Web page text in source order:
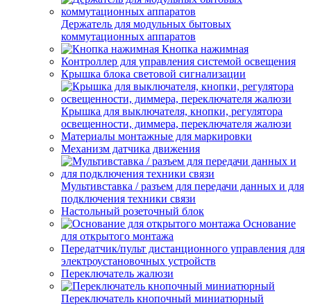
Держатель для модульных бытовых
коммутационных аппаратов
Кнопка нажимная
Контроллер для управления системой освещения
Крышка блока световой сигнализации
Крышка для выключателя, кнопки, регулятора
освещенности, диммера, переключателя жалюзи
Материалы монтажные для маркировки
Механизм датчика движения
Мультивставка / разъем для передачи данных и для
подключения техники связи
Настольный розеточный блок
Основание
для открытого монтажа
Передатчик/пульт дистанционного управления для
электроустановочных устройств
Переключатель жалюзи
Переключатель кнопочный миниатюрный